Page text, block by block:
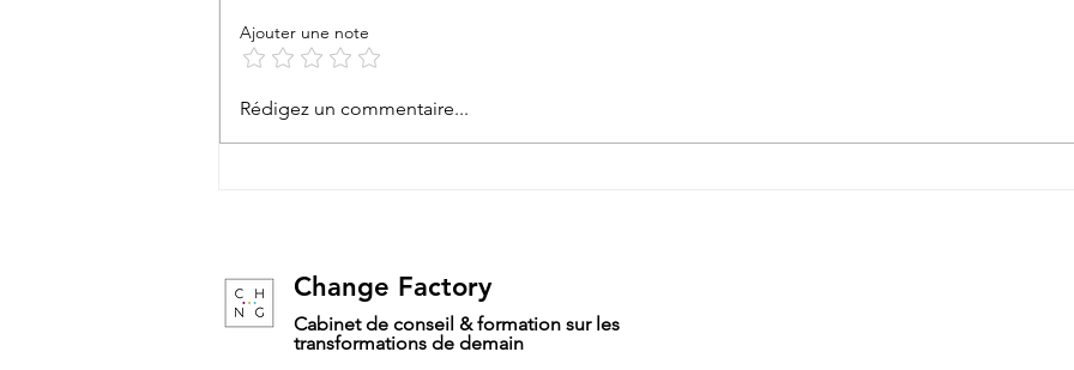
Apprendre à lâcher prise en
Ajouter une note
Rédigez un commentaire...
Change Factory
Cabinet de conseil & formation sur les
transformations de demain